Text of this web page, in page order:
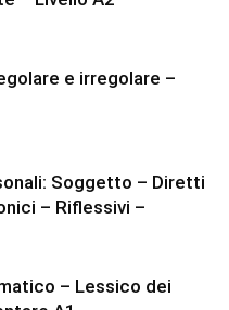
e irregolare –
Soggetto – Diretti
– Riflessivi –
– Lessico dei